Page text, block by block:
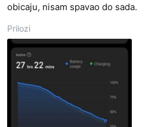
obicaju, nisam spavao do sada.
Prilozi